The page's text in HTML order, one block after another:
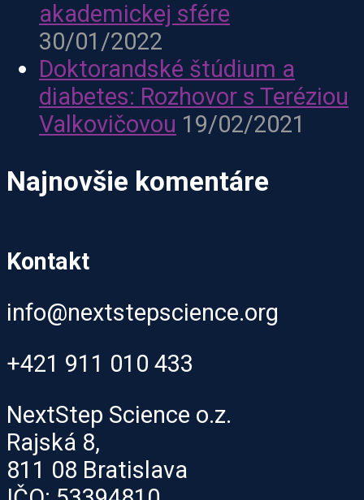
akademickej sfére
30/01/2022
Doktorandské štúdium a
diabetes: Rozhovor s Teréziou
Valkovičovou 19/02/2021
Najnovšie komentáre
Kontakt
info@nextstepscience.org
+421 911 010 433
NextStep Science o.z.
Rajská 8,
811 08 Bratislava